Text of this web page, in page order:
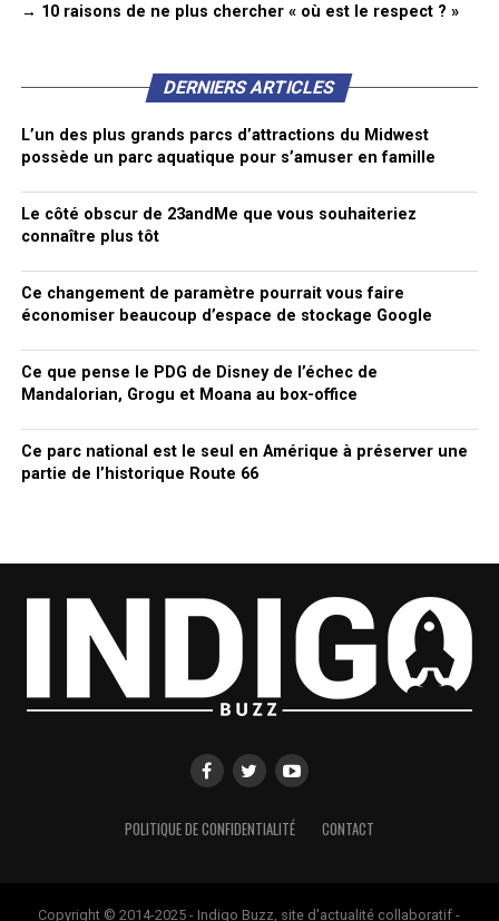
→ 10 raisons de ne plus chercher « où est le respect ? »
DERNIERS ARTICLES
L’un des plus grands parcs d’attractions du Midwest
possède un parc aquatique pour s’amuser en famille
Le côté obscur de 23andMe que vous souhaiteriez
connaître plus tôt
Ce changement de paramètre pourrait vous faire
économiser beaucoup d’espace de stockage Google
Ce que pense le PDG de Disney de l’échec de
Mandalorian, Grogu et Moana au box-office
Ce parc national est le seul en Amérique à préserver une
partie de l’historique Route 66
POLITIQUE DE CONFIDENTIALITÉ CONTACT
Copyright © 2014-2025 - Indigo Buzz, site d'actualité collaboratif -